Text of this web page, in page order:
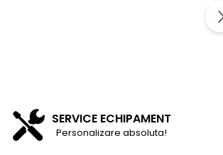
SERVICE ECHIPAMENT
Personalizare absoluta!